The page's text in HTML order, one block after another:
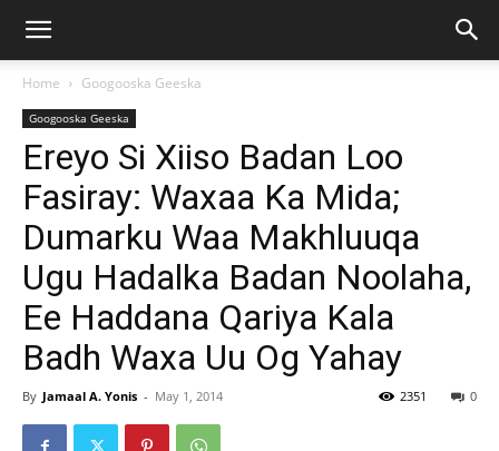
Home Googooska Geeska
Googooska Geeska
Ereyo Si Xiiso Badan Loo
Fasiray: Waxaa Ka Mida;
Dumarku Waa Makhluuqa
Ugu Hadalka Badan Noolaha,
Ee Haddana Qariya Kala
Badh Waxa Uu Og Yahay
By Jamaal A. Yonis - May 1, 2014 0
2351